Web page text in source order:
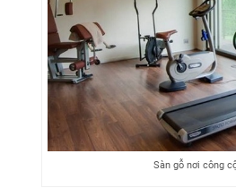
Sàn gỗ nơi công